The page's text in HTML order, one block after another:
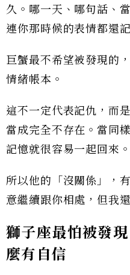
久。哪一天、哪句話、
連你那時候的表情都還
巨蟹最不希望被發現的
情緒帳本。
這不一定代表記仇，而
當成完全不存在。當同
記憶就很容易一起回來。
所以他的「沒關係」，
意繼續跟你相處，但我還
獅子座最怕被發
麼有自信